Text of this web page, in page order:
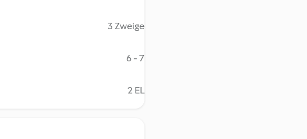
3 Zweige
6 - 7
2 EL